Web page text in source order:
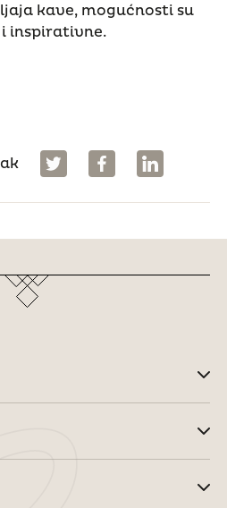
kave, mogućnosti su
inspirativne.